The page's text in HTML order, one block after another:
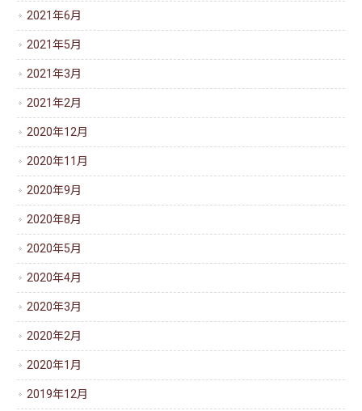
2021年6月
2021年5月
2021年3月
2021年2月
2020年12月
2020年11月
2020年9月
2020年8月
2020年5月
2020年4月
2020年3月
2020年2月
2020年1月
2019年12月